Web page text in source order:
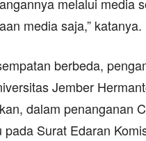
media saja,” katanya.
berbeda,
Jember
dalam penanganan
pada Surat Edaran